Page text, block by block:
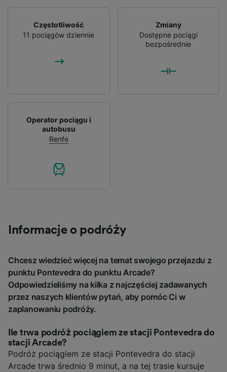
Częstotliwość
11 pociągów dziennie
Zmiany
Dostępne pociągi
bezpośrednie
Operator pociągu i
autobusu
Renfe
Informacje o podróży
Chcesz wiedzieć więcej na temat swojego przejazdu z
punktu Pontevedra do punktu Arcade?
Odpowiedzieliśmy na kilka z najczęściej zadawanych
przez naszych klientów pytań, aby pomóc Ci w
zaplanowaniu podróży.
Ile trwa podróż pociągiem ze stacji Pontevedra do
stacji Arcade?
Podróż pociągiem ze stacji Pontevedra do stacji
Arcade trwa średnio 9 minut, a na tej trasie kursuje